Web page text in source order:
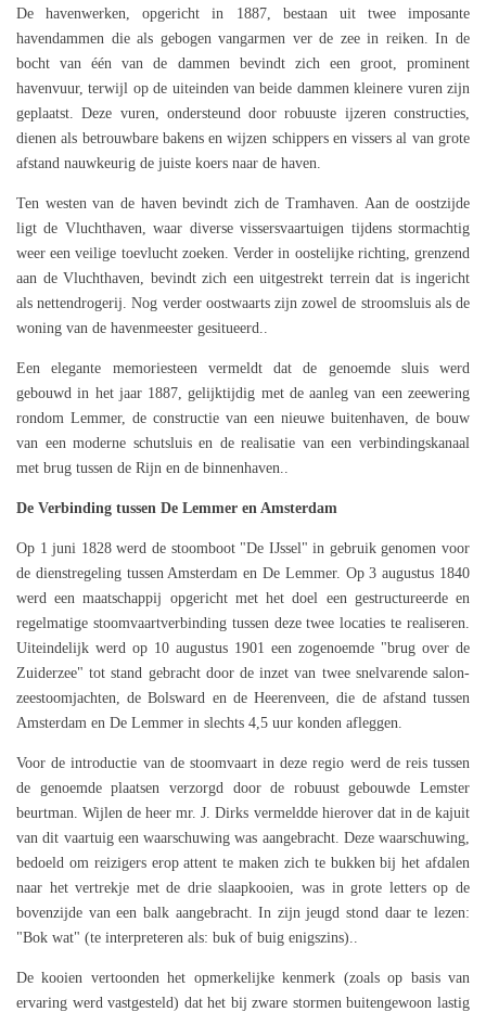
De havenwerken, opgericht in 1887, bestaan uit twee imposante
havendammen die als gebogen vangarmen ver de zee in reiken. In de
bocht van één van de dammen bevindt zich een groot, prominent
havenvuur, terwijl op de uiteinden van beide dammen kleinere vuren zijn
geplaatst. Deze vuren, ondersteund door robuuste ijzeren constructies,
dienen als betrouwbare bakens en wijzen schippers en vissers al van grote
afstand nauwkeurig de juiste koers naar de haven.
Ten westen van de haven bevindt zich de Tramhaven. Aan de oostzijde
ligt de Vluchthaven, waar diverse vissersvaartuigen tijdens stormachtig
weer een veilige toevlucht zoeken. Verder in oostelijke richting, grenzend
aan de Vluchthaven, bevindt zich een uitgestrekt terrein dat is ingericht
als nettendrogerij. Nog verder oostwaarts zijn zowel de stroomsluis als de
woning van de havenmeester gesitueerd..
Een elegante memoriesteen vermeldt dat de genoemde sluis werd
gebouwd in het jaar 1887, gelijktijdig met de aanleg van een zeewering
rondom Lemmer, de constructie van een nieuwe buitenhaven, de bouw
van een moderne schutsluis en de realisatie van een verbindingskanaal
met brug tussen de Rijn en de binnenhaven..
De Verbinding tussen De Lemmer en Amsterdam
Op 1 juni 1828 werd de stoomboot "De IJssel" in gebruik genomen voor
de dienstregeling tussen Amsterdam en De Lemmer. Op 3 augustus 1840
werd een maatschappij opgericht met het doel een gestructureerde en
regelmatige stoomvaartverbinding tussen deze twee locaties te realiseren.
Uiteindelijk werd op 10 augustus 1901 een zogenoemde "brug over de
Zuiderzee" tot stand gebracht door de inzet van twee snelvarende salon-
zeestoomjachten, de Bolsward en de Heerenveen, die de afstand tussen
Amsterdam en De Lemmer in slechts 4,5 uur konden afleggen.
Voor de introductie van de stoomvaart in deze regio werd de reis tussen
de genoemde plaatsen verzorgd door de robuust gebouwde Lemster
beurtman. Wijlen de heer mr. J. Dirks vermeldde hierover dat in de kajuit
van dit vaartuig een waarschuwing was aangebracht. Deze waarschuwing,
bedoeld om reizigers erop attent te maken zich te bukken bij het afdalen
naar het vertrekje met de drie slaapkooien, was in grote letters op de
bovenzijde van een balk aangebracht. In zijn jeugd stond daar te lezen:
"Bok wat" (te interpreteren als: buk of buig enigszins)..
De kooien vertoonden het opmerkelijke kenmerk (zoals op basis van
ervaring werd vastgesteld) dat het bij zware stormen buitengewoon lastig